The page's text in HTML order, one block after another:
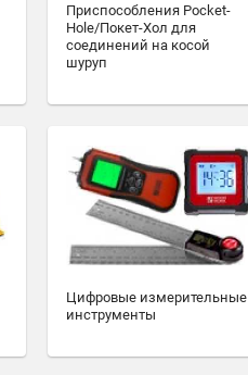
Приспособления Pocket-
Hole/Покет-Хол для
соединений на косой
шуруп
Цифровые измерительные
инструменты